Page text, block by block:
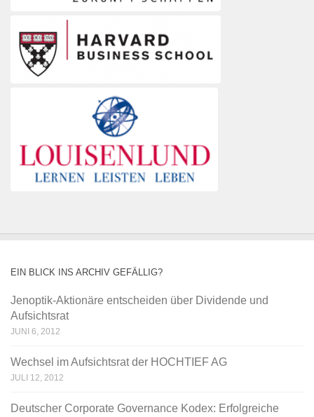
EIN BLICK INS ARCHIV GEFÄLLIG?
Jenoptik-Aktionäre entscheiden über Dividende und
Aufsichtsrat
JUNI 6, 2012
Wechsel im Aufsichtsrat der HOCHTIEF AG
JULI 12, 2012
Deutscher Corporate Governance Kodex: Erfolgreiche